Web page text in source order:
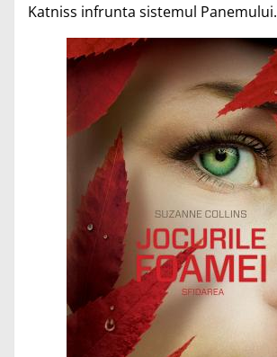
Katniss infrunta sistemul Panemului.